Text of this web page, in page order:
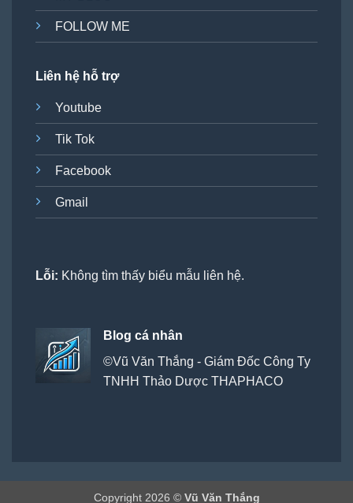
FOLLOW ME
Liên hệ hỗ trợ
Youtube
Tik Tok
Facebook
Gmail
Lỗi: Không tìm thấy biểu mẫu liên hệ.
Blog cá nhân
©Vũ Văn Thắng - Giám Đốc Công Ty
TNHH Thảo Dược THAPHACO
Copyright 2026 © Vũ Văn Thắng